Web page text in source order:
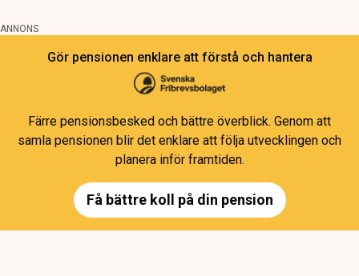
ANNONS
Gör pensionen enklare att förstå och hantera
Färre pensionsbesked och bättre överblick. Genom att
samla pensionen blir det enklare att följa utvecklingen och
planera inför framtiden.
Få bättre koll på din pension